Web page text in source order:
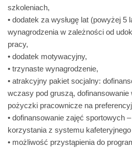
szkoleniach,
• dodatek za wysługę lat (powyżej 5
wynagrodzenia w zależności od
pracy,
• dodatek motywacyjny,
• trzynaste wynagrodzenie,
• atrakcyjny pakiet socjalny:
wczasy pod gruszą,
pożyczki pracownicze na
• dofinansowanie zajęć sportowych
korzystania z systemu
• możliwość przystąpienia do